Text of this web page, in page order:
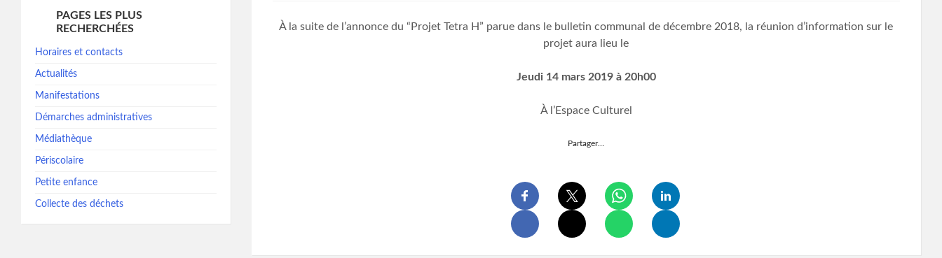
À la suite de l’annonce du “Projet Tetra H” parue dans le bulletin communal de décembre 2018, la réunion d’information sur le
projet aura lieu le
Jeudi 14 mars 2019 à 20h00
À l’Espace Culturel
Partager…
PAGES LES PLUS
RECHERCHÉES
Horaires et contacts
Actualités
Manifestations
Démarches administratives
Médiathèque
Périscolaire
Petite enfance
Collecte des déchets